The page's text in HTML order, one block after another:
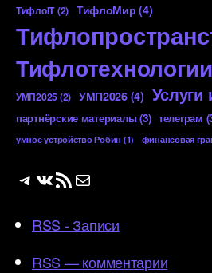
ТифлоIT(2) ТифлоМир (4)
Тифлотехнологии
УМП2025(2) УМП2026(4) Услуги
партнёрские материалы(3) телеграм
умное устройство Робин (1) финансовая
Telegram
ВКонтакте
RSS-лентаПочта
RSS - Записи
RSS — комментарии